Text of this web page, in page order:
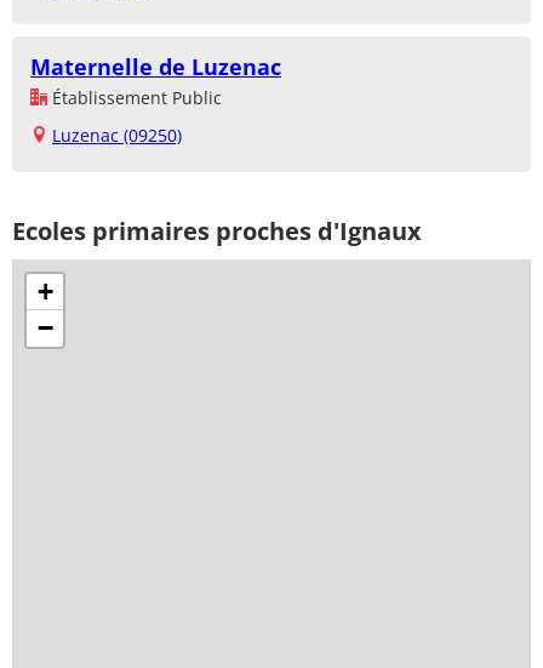
Maternelle de Luzenac
Établissement Public
Luzenac (09250)
Ecoles primaires proches d'Ignaux
+
−